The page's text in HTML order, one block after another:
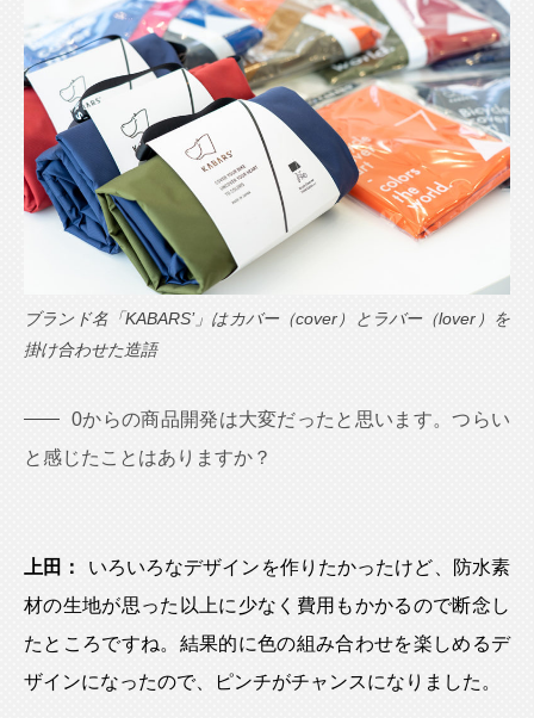
ブランド名「KABARS’」はカバー（cover）とラバー（lover）を
掛け合わせた造語
0からの商品開発は大変だったと思います。つらい
と感じたことはありますか？
上田：
いろいろなデザインを作りたかったけど、防水素
材の生地が思った以上に少なく費用もかかるので断念し
たところですね。結果的に色の組み合わせを楽しめるデ
ザインになったので、ピンチがチャンスになりました。